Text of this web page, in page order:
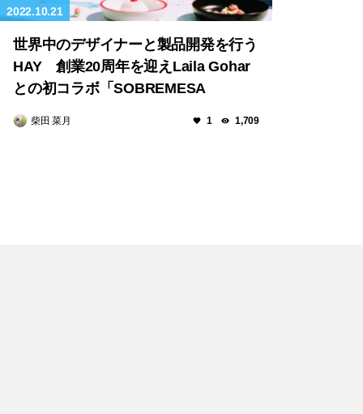
2022.10.21
世界中のデザイナーと製品開発を行う
HAY 創業20周年を迎えLaila Gohar
との初コラボ「SOBREMESA
COLLECTION」発売
柴田 菜月 1 1,709